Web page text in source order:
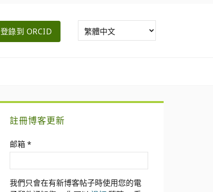
登錄到 ORCID
註冊博客更新
邮箱*
我們只會在有新博客帖子時使用您的電